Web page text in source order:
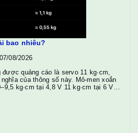
bao nhiêu?
07/08/2026
quảng cáo là servo 11 kg·cm,
thông số này. Mô-men xoắn
và không bị rung hoặc quá nhiệ...